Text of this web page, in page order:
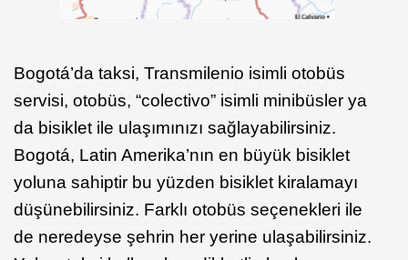
Bogotá’da taksi, Transmilenio isimli otobüs
servisi, otobüs, “colectivo” isimli minibüsler ya
da bisiklet ile ulaşımınızı sağlayabilirsiniz.
Bogotá, Latin Amerika’nın en büyük bisiklet
yoluna sahiptir bu yüzden bisiklet kiralamayı
düşünebilirsiniz. Farklı otobüs seçenekleri ile
de neredeyse şehrin her yerine ulaşabilirsiniz.